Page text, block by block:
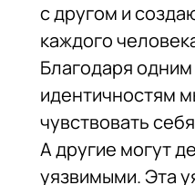
с другом и
каждого
Благодаря
идентичностям
чувствовать
А другие могут
уязвимыми. Эта